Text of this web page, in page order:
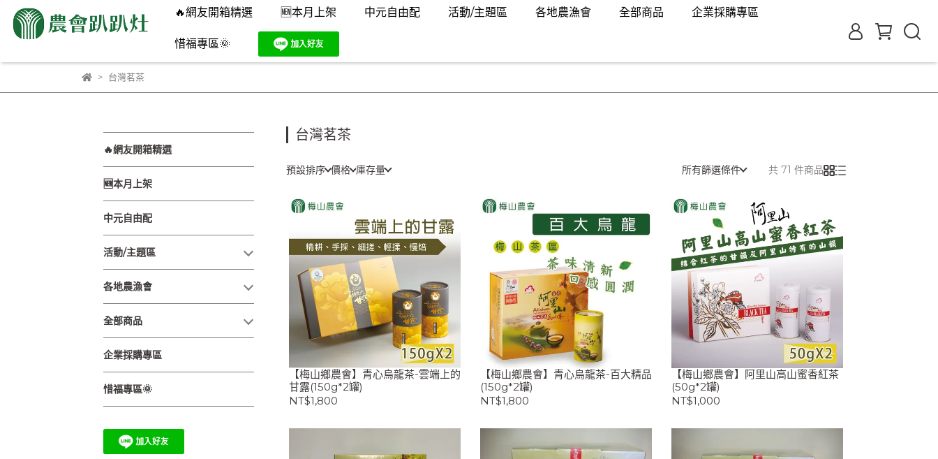
🔥網友開箱精選 🆕本月上架 中元自由配 活動/主題區 各地農漁會 全部商品 企業採購專區
惜福專區🌞
台灣茗茶
🔥網友開箱精選
🆕本月上架
中元自由配
活動/主題區
各地農漁會
全部商品
企業採購專區
惜福專區🌞
台灣茗茶
預設排序 價格 庫存量 所有篩選條件 共 71 件商品
【梅山鄉農會】青心烏龍茶-雲端上的
甘露(150g*2罐)
NT$1,800
【梅山鄉農會】青心烏龍茶-百大精品
(150g*2罐)
NT$1,800
【梅山鄉農會】阿里山高山蜜香紅茶
(50g*2罐)
NT$1,000